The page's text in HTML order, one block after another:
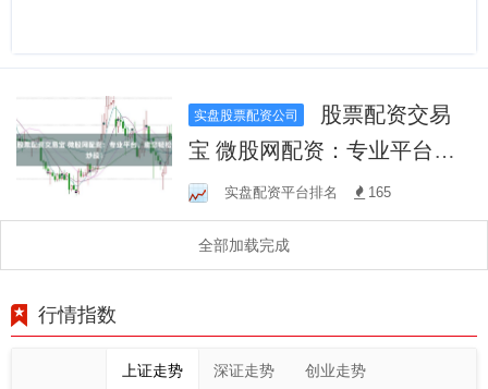
实盘股票配资公司
宝 微股网配资：专业平台，
助您轻松炒股！
实盘配资平台排名 165
全部加载完成
行情指数
上证走势 深证走势 创业走势